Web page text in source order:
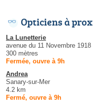
Opticiens à
La Lunetterie
avenue du 11 Novembre 1918
300 mètres
Fermée, ouvre à 9h
Andrea
Sanary-sur-Mer
4.2 km
Fermé, ouvre à 9h